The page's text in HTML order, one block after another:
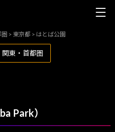
> 東京都 > はとば公園
東・首都圏
Park）